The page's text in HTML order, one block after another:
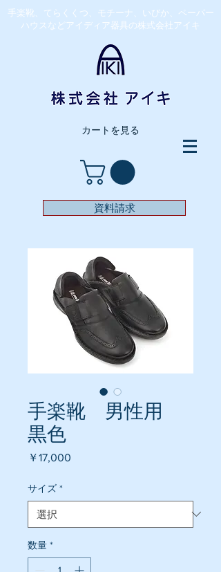
​手楽靴、てらくくつ、モチーナ、いびか、ペーパー
ハウスなどアイディア器具の株式会社アイキ
カートを見る
資料請求
手楽靴 男性用
黒色
￥17,000
サイズ *
数量 *